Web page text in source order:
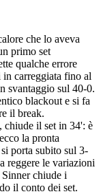
che lo aveva
primo set
qualche errore
in carreggiata fino al
svantaggio sul 40-0.
blackout e si fa
il break.
chiude il set in 34': è
la pronta
porta subito sul 3-
reggere le variazioni
chiude i
il conto dei set.